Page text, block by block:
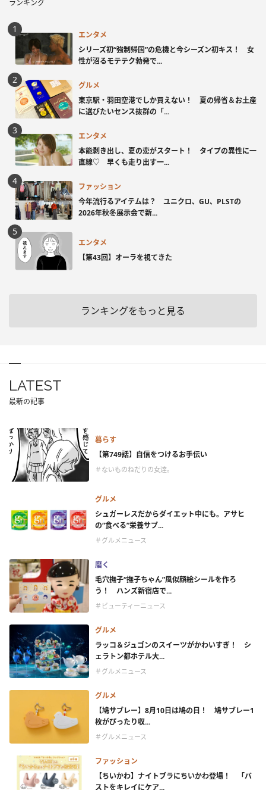
ランキング
エンタメ
シリーズ初“強制帰国”の危機と今シーズン初キス！ 女
性が沼るモテテク勃発で...
グルメ
東京駅・羽田空港でしか買えない！ 夏の帰省＆お土産
に選びたいセンス抜群の「...
エンタメ
本能剥き出し、夏の恋がスタート！ タイプの異性に一
直線♡ 早くも走り出す一...
ファッション
今年流行るアイテムは？ ユニクロ、GU、PLSTの
2026年秋冬展示会で新...
エンタメ
【第43回】オーラを視てきた
ランキングをもっと見る
LATEST
最新の記事
暮らす
【第749話】自信をつけるお手伝い
＃ないものねだりの女達。
グルメ
シュガーレスだからダイエット中にも。アサヒ
の“食べる”栄養サプ...
＃グルメニュース
磨く
毛穴撫子“撫子ちゃん”風似顔絵シールを作ろ
う！ ハンズ新宿店で...
＃ビューティーニュース
グルメ
ラッコ＆ジュゴンのスイーツがかわいすぎ！ シ
ェラトン都ホテル大...
＃グルメニュース
グルメ
【鳩サブレー】8月10日は鳩の日！ 鳩サブレー1
枚がぴったり収...
＃グルメニュース
ファッション
【ちいかわ】ナイトブラにちいかわ登場！ 「バ
ストをキレイにケア...